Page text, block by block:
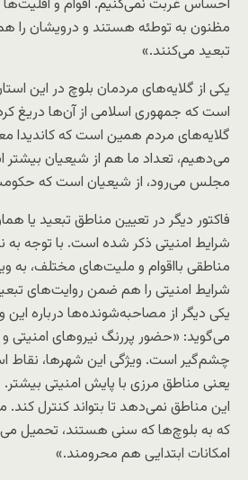
احساس غربت نمی‌کنیم. اقوام و اقلیت‌ها
مظنون به توطئه هستند و درویشان را
تبعید می‌کنند.»
یکی از گلایه‌های مردمان بلوچ در این
است که جمهوری اسلامی از آن‌ها دریغ
گلایه‌های مردم همین است که کاندیدا
می‌دهیم، تعداد ما هم از شیعیان
مجلس می‌رود، از شیعیان است که
فاکتور دیگر در تعیین مناطق تبعید یا
شرایط امنیتی ذکر شده است. با توجه به
مناطقی بااقوام و ملیت‌های مختلف، به
شرایط امنیتی را هم ضمن روایت‌های
یکی دیگر از مصاحبه‌شونده‌ها درباره این
می‌گوید: «حضور پررنگ نیروهای امنیتی
چشم‌گیر است. ویژگی این شهرها، نقاط
یعنی مناطق مرزی با پایش امنیتی
این مناطق نمی‌دهد تا بتواند کنترل
که به بلوچ‌ها که سنی‌ هستند، تحمیل
امکانات ابتدایی هم محرومند.»